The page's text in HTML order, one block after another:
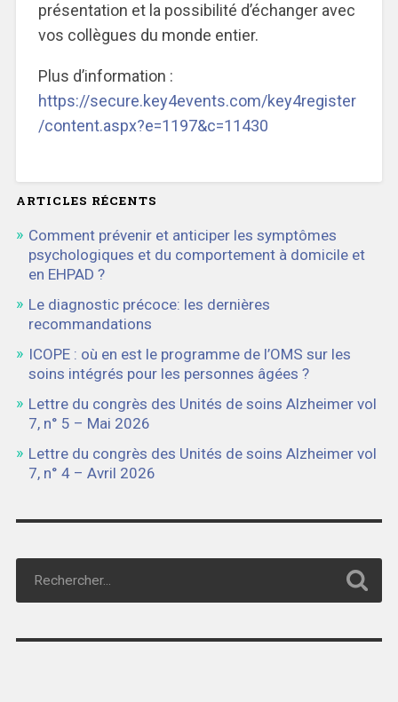
présentation et la possibilité d’échanger avec
vos collègues du monde entier.
Plus d’information :
https://secure.key4events.com/key4register
/content.aspx?e=1197&c=11430
ARTICLES RÉCENTS
Comment prévenir et anticiper les symptômes
psychologiques et du comportement à domicile et
en EHPAD ?
Le diagnostic précoce: les dernières
recommandations
ICOPE : où en est le programme de l’OMS sur les
soins intégrés pour les personnes âgées ?
Lettre du congrès des Unités de soins Alzheimer vol
7, n° 5 – Mai 2026
Lettre du congrès des Unités de soins Alzheimer vol
7, n° 4 – Avril 2026